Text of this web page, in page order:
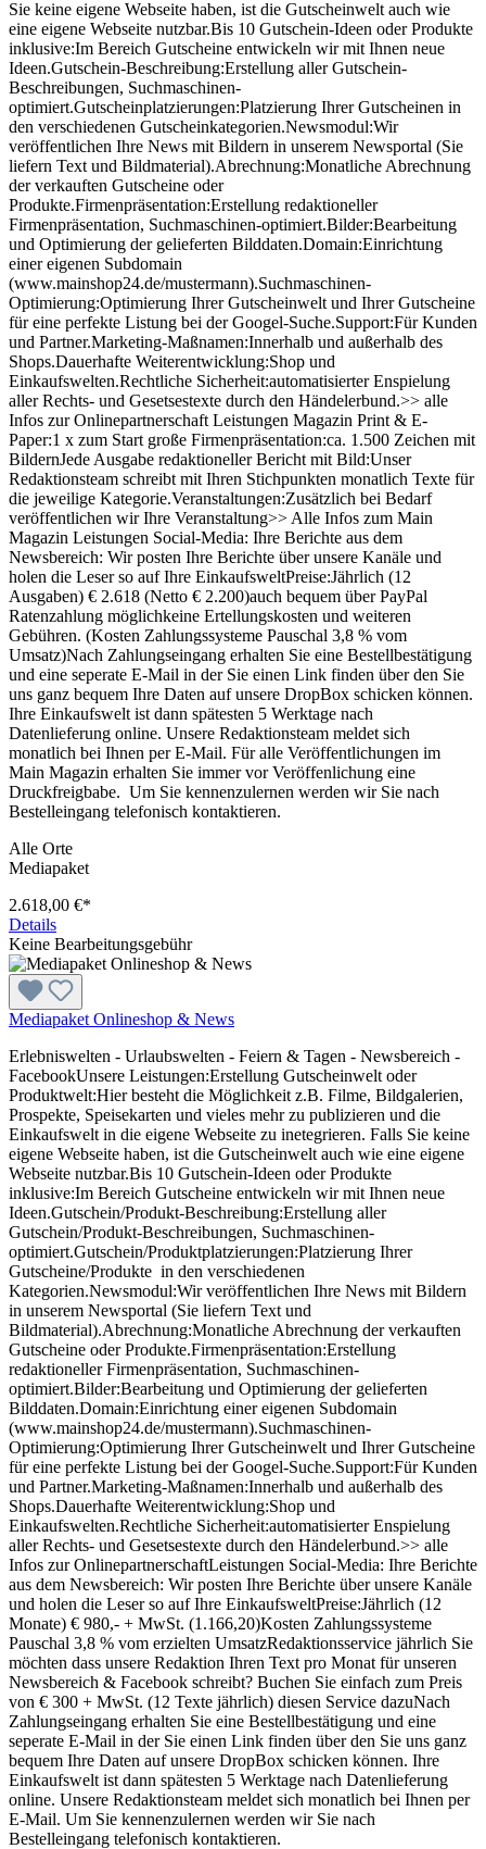
Sie keine eigene Webseite haben, ist die Gutscheinwelt auch wie
eine eigene Webseite nutzbar.Bis 10 Gutschein-Ideen oder Produkte
inklusive:Im Bereich Gutscheine entwickeln wir mit Ihnen neue
Ideen.Gutschein-Beschreibung:Erstellung aller Gutschein-
Beschreibungen, Suchmaschinen-
optimiert.Gutscheinplatzierungen:Platzierung Ihrer Gutscheinen in
den verschiedenen Gutscheinkategorien.Newsmodul:Wir
veröffentlichen Ihre News mit Bildern in unserem Newsportal (Sie
liefern Text und Bildmaterial).Abrechnung:Monatliche Abrechnung
der verkauften Gutscheine oder
Produkte.Firmenpräsentation:Erstellung redaktioneller
Firmenpräsentation, Suchmaschinen-optimiert.Bilder:Bearbeitung
und Optimierung der gelieferten Bilddaten.Domain:Einrichtung
einer eigenen Subdomain
(www.mainshop24.de/mustermann).Suchmaschinen-
Optimierung:Optimierung Ihrer Gutscheinwelt und Ihrer Gutscheine
für eine perfekte Listung bei der Googel-Suche.Support:Für Kunden
und Partner.Marketing-Maßnamen:Innerhalb und außerhalb des
Shops.Dauerhafte Weiterentwicklung:Shop und
Einkaufswelten.Rechtliche Sicherheit:automatisierter Enspielung
aller Rechts- und Gesetsestexte durch den Händelerbund.>> alle
Infos zur Onlinepartnerschaft Leistungen Magazin Print & E-
Paper:1 x zum Start große Firmenpräsentation:ca. 1.500 Zeichen mit
BildernJede Ausgabe redaktioneller Bericht mit Bild:Unser
Redaktionsteam schreibt mit Ihren Stichpunkten monatlich Texte für
die jeweilige Kategorie.Veranstaltungen:Zusätzlich bei Bedarf
veröffentlichen wir Ihre Veranstaltung>> Alle Infos zum Main
Magazin Leistungen Social-Media: Ihre Berichte aus dem
Newsbereich: Wir posten Ihre Berichte über unsere Kanäle und
holen die Leser so auf Ihre EinkaufsweltPreise:Jährlich (12
Ausgaben) € 2.618 (Netto € 2.200)auch bequem über PayPal
Ratenzahlung möglichkeine Ertellungskosten und weiteren
Gebühren. (Kosten Zahlungssysteme Pauschal 3,8 % vom
Umsatz)Nach Zahlungseingang erhalten Sie eine Bestellbestätigung
und eine seperate E-Mail in der Sie einen Link finden über den Sie
uns ganz bequem Ihre Daten auf unsere DropBox schicken können.
Ihre Einkaufswelt ist dann spätesten 5 Werktage nach
Datenlieferung online. Unsere Redaktionsteam meldet sich
monatlich bei Ihnen per E-Mail. Für alle Veröffentlichungen im
Main Magazin erhalten Sie immer vor Veröffenlichung eine
Druckfreigbabe. Um Sie kennenzulernen werden wir Sie nach
Bestelleingang telefonisch kontaktieren.
Alle Orte
Mediapaket
2.618,00 €*
Details
Keine Bearbeitungsgebühr
Mediapaket Onlineshop & News
Erlebniswelten - Urlaubswelten - Feiern & Tagen - Newsbereich -
FacebookUnsere Leistungen:Erstellung Gutscheinwelt oder
Produktwelt:Hier besteht die Möglichkeit z.B. Filme, Bildgalerien,
Prospekte, Speisekarten und vieles mehr zu publizieren und die
Einkaufswelt in die eigene Webseite zu inetegrieren. Falls Sie keine
eigene Webseite haben, ist die Gutscheinwelt auch wie eine eigene
Webseite nutzbar.Bis 10 Gutschein-Ideen oder Produkte
inklusive:Im Bereich Gutscheine entwickeln wir mit Ihnen neue
Ideen.Gutschein/Produkt-Beschreibung:Erstellung aller
Gutschein/Produkt-Beschreibungen, Suchmaschinen-
optimiert.Gutschein/Produktplatzierungen:Platzierung Ihrer
Gutscheine/Produkte in den verschiedenen
Kategorien.Newsmodul:Wir veröffentlichen Ihre News mit Bildern
in unserem Newsportal (Sie liefern Text und
Bildmaterial).Abrechnung:Monatliche Abrechnung der verkauften
Gutscheine oder Produkte.Firmenpräsentation:Erstellung
redaktioneller Firmenpräsentation, Suchmaschinen-
optimiert.Bilder:Bearbeitung und Optimierung der gelieferten
Bilddaten.Domain:Einrichtung einer eigenen Subdomain
(www.mainshop24.de/mustermann).Suchmaschinen-
Optimierung:Optimierung Ihrer Gutscheinwelt und Ihrer Gutscheine
für eine perfekte Listung bei der Googel-Suche.Support:Für Kunden
und Partner.Marketing-Maßnamen:Innerhalb und außerhalb des
Shops.Dauerhafte Weiterentwicklung:Shop und
Einkaufswelten.Rechtliche Sicherheit:automatisierter Enspielung
aller Rechts- und Gesetsestexte durch den Händelerbund.>> alle
Infos zur OnlinepartnerschaftLeistungen Social-Media: Ihre Berichte
aus dem Newsbereich: Wir posten Ihre Berichte über unsere Kanäle
und holen die Leser so auf Ihre EinkaufsweltPreise:Jährlich (12
Monate) € 980,- + MwSt. (1.166,20)Kosten Zahlungssysteme
Pauschal 3,8 % vom erzielten UmsatzRedaktionsservice jährlich Sie
möchten dass unsere Redaktion Ihren Text pro Monat für unseren
Newsbereich & Facebook schreibt? Buchen Sie einfach zum Preis
von € 300 + MwSt. (12 Texte jährlich) diesen Service dazuNach
Zahlungseingang erhalten Sie eine Bestellbestätigung und eine
seperate E-Mail in der Sie einen Link finden über den Sie uns ganz
bequem Ihre Daten auf unsere DropBox schicken können. Ihre
Einkaufswelt ist dann spätesten 5 Werktage nach Datenlieferung
online. Unsere Redaktionsteam meldet sich monatlich bei Ihnen per
E-Mail. Um Sie kennenzulernen werden wir Sie nach
Bestelleingang telefonisch kontaktieren.